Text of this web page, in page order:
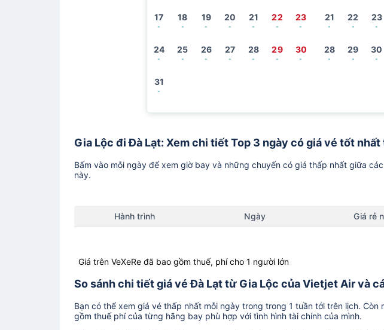
17
-
18
-
19
-
20
-
21
-
22
-
23
-
24
-
25
-
26
-
27
-
28
-
29
-
30
-
31
-
21
-
22
-
23
-
28
-
29
-
30
-
Gia Lộc đi Đà Lạt: Xem chi tiết Top 3 ngày có giá vé tốt
Bấm vào mỗi ngày để xem giờ bay và những chuyến có giá thấp nhất giữa
này.
Hành trình Ngày Giá rẻ
Giá trên VeXeRe đã bao gồm thuế, phí cho 1 người lớn
So sánh chi tiết giá vé Đà Lạt từ Gia Lộc của Vietjet Air và
Bạn có thể xem giá vé thấp nhất mỗi ngày trong trong 1 tuần tới trên lịch.
gồm thuế phí của từng hãng bay phù hợp với tình hình tài chính của mình.